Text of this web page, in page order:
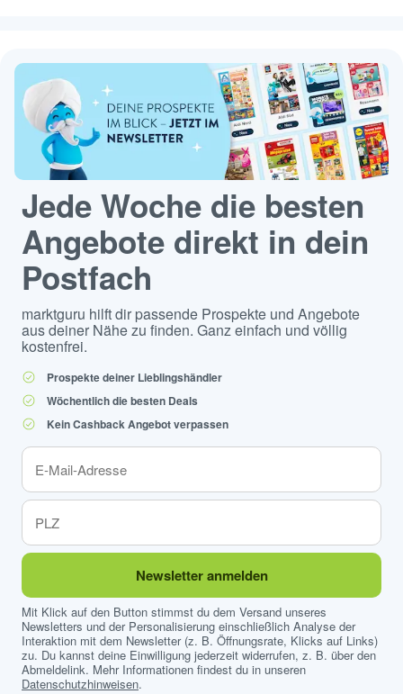
Jede Woche die besten
Angebote direkt in dein
Postfach
marktguru hilft dir passende Prospekte und Angebote
aus deiner Nähe zu finden. Ganz einfach und völlig
kostenfrei.
Prospekte deiner Lieblingshändler
Wöchentlich die besten Deals
Kein Cashback Angebot verpassen
Newsletter anmelden
Mit Klick auf den Button stimmst du dem Versand unseres
Newsletters und der Personalisierung einschließlich Analyse der
Interaktion mit dem Newsletter (z. B. Öffnungsrate, Klicks auf Links)
zu. Du kannst deine Einwilligung jederzeit widerrufen, z. B. über den
Abmeldelink. Mehr Informationen findest du in unseren
Datenschutzhinweisen.